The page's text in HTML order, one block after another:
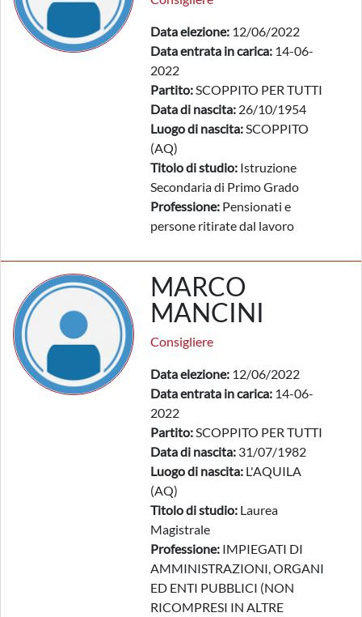
Data elezione: 12/06/2022
Data entrata in carica: 14-06-
2022
Partito:SCOPPITO PER TUTTI
Data di nascita: 26/10/1954
Luogo di nascita:SCOPPITO
(AQ)
Titolo di studio: Istruzione
Secondaria di Primo Grado
Professione: Pensionati e
persone ritirate dal lavoro
MARCO
MANCINI
Consigliere
Data elezione: 12/06/2022
Data entrata in carica: 14-06-
2022
Partito:SCOPPITO PER TUTTI
Data di nascita: 31/07/1982
Luogo di nascita: L'AQUILA
(AQ)
Titolo di studio: Laurea
Magistrale
Professione: IMPIEGATI DI
AMMINISTRAZIONI, ORGANI
ED ENTI PUBBLICI (NON
RICOMPRESI IN ALTRE